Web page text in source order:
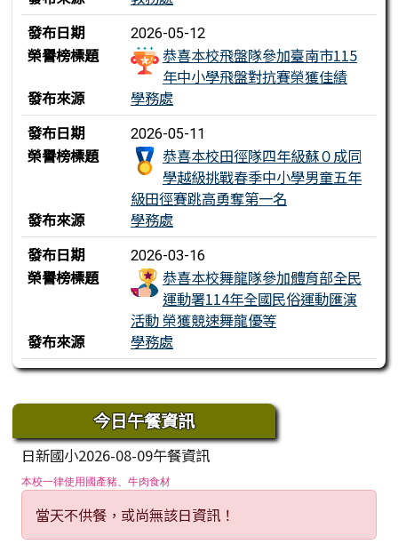
發布日期
2026-05-12
榮譽榜標題
恭喜本校飛盤隊參加臺南市115
年中小學飛盤對抗賽榮獲佳績
發布來源
學務處
發布日期
2026-05-11
榮譽榜標題
恭喜本校田徑隊四年級蘇０成同
學越級挑戰春季中小學男童五年
級田徑賽跳高勇奪第一名
發布來源
學務處
發布日期
2026-03-16
榮譽榜標題
恭喜本校舞龍隊參加體育部全民
運動署114年全國民俗運動匯演
活動 榮獲競速舞龍優等
發布來源
學務處
下中區域內容
今日午餐資訊
日新國小2026-08-09午餐資訊
本校一律使用國產豬、牛肉食材
當天不供餐，或尚無該日資訊！